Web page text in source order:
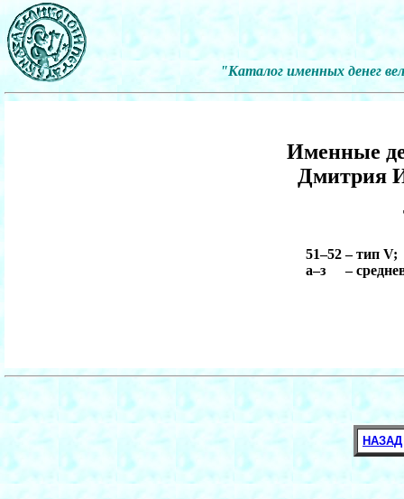
"Каталог именных денег
Именные
Дмитрия
51–52
а–з
– тип V;
–
НАЗАД